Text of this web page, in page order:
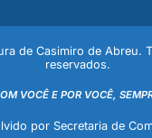
de Casimiro de Abreu.
reservados.
VOCÊ E POR VOCÊ,
por Secretaria de